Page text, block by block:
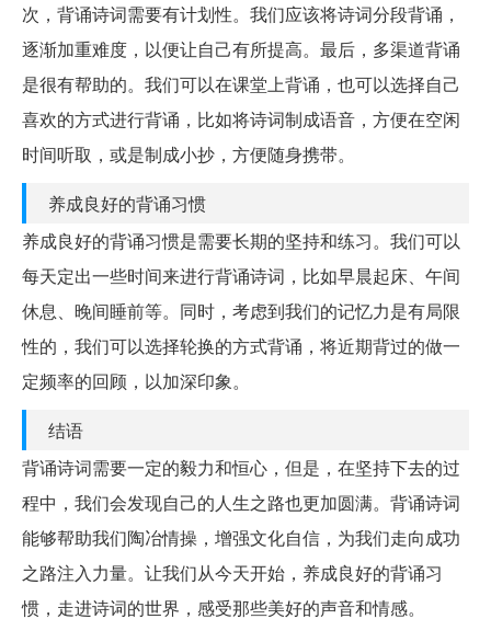
次，背诵诗词需要有计划性。我们应该将诗词分段背诵，
逐渐加重难度，以便让自己有所提高。最后，多渠道背诵
是很有帮助的。我们可以在课堂上背诵，也可以选择自己
喜欢的方式进行背诵，比如将诗词制成语音，方便在空闲
时间听取，或是制成小抄，方便随身携带。
养成良好的背诵习惯
养成良好的背诵习惯是需要长期的坚持和练习。我们可以
每天定出一些时间来进行背诵诗词，比如早晨起床、午间
休息、晚间睡前等。同时，考虑到我们的记忆力是有局限
性的，我们可以选择轮换的方式背诵，将近期背过的做一
定频率的回顾，以加深印象。
结语
背诵诗词需要一定的毅力和恒心，但是，在坚持下去的过
程中，我们会发现自己的人生之路也更加圆满。背诵诗词
能够帮助我们陶冶情操，增强文化自信，为我们走向成功
之路注入力量。让我们从今天开始，养成良好的背诵习
惯，走进诗词的世界，感受那些美好的声音和情感。